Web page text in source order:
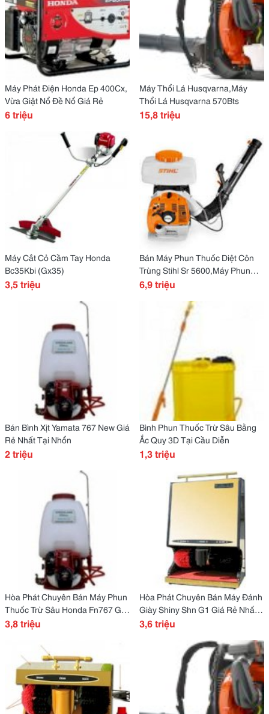
Máy Phát Điện Honda Ep 400Cx,
Vừa Giật Nổ Đề Nổ Giá Rẻ
6 triệu
Máy Thổi Lá Husqvarna,Máy
Thổi Lá Husqvarna 570Bts
15,8 triệu
Máy Cắt Cỏ Cầm Tay Honda
Bc35Kbi (Gx35)
3,5 triệu
Bán Máy Phun Thuốc Diệt Côn
Trùng Stihl Sr 5600,Máy Phun
Thuốc Dịch
6,9 triệu
Bán Bình Xịt Yamata 767 New Giá
Rẻ Nhất Tại Nhổn
2 triệu
Bình Phun Thuốc Trừ Sâu Bằng
Ắc Quy 3D Tại Cầu Diễn
1,3 triệu
Hòa Phát Chuyên Bán Máy Phun
Thuốc Trừ Sâu Honda Fn767 Giá
Rẻ Nhất
3,8 triệu
Hòa Phát Chuyên Bán Máy Đánh
Giày Shiny Shn G1 Giá Rẻ Nhất
Hà Nội
3,6 triệu